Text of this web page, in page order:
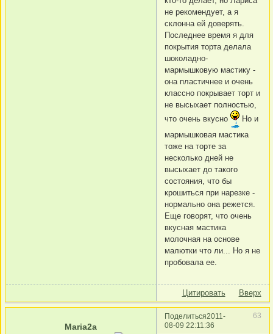
не рекомендует, а я
склонна ей доверять.
Последнее время я для
покрытия торта делала
шоколадно-
мармышковую мастику -
она пластичнее и очень
классно покрывает торт и
не высыхает полностью,
что очень вкусно
Но и
мармышковая мастика
тоже на торте за
несколько дней не
высыхает до такого
состояния, что бы
крошиться при нарезке -
нормально она режется.
Еще говорят, что очень
вкусная мастика
молочная на основе
малютки что ли... Но я не
пробовала ее.
Цитировать Вверх
Поделиться 63
2011-
08-09 22:11:36
Maria2a